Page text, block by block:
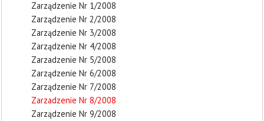
Zarządzenie Nr 1/2008
Zarządzenie Nr 2/2008
Zarządzenie Nr 3/2008
Zarządzenie Nr 4/2008
Zarzadzenie Nr 5/2008
Zarządzenie Nr 6/2008
Zarządzenie Nr 7/2008
Zarzadzenie Nr 8/2008
Zarządzenie Nr 9/2008